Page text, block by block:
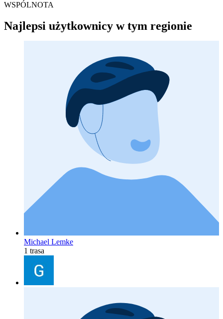
WSPÓLNOTA
Najlepsi użytkownicy w tym regionie
Michael Lemke
1 trasa